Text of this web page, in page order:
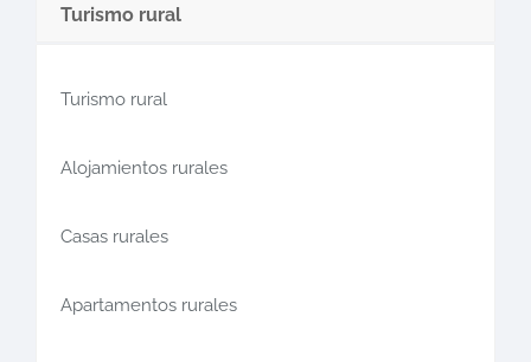
Turismo rural
Turismo rural
Alojamientos rurales
Casas rurales
Apartamentos rurales